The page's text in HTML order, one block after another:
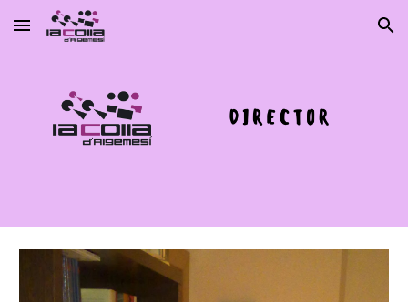
Skip to main content Skip to navigation